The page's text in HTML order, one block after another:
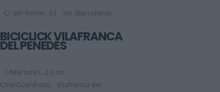
C/ del Remei, 53 Vic (Barcelona)
BICICLICK VILAFRANCA
DEL PENEDÉS
C/Martorell, 2 (con
Ctra/Guardiola)
Vilafranca del